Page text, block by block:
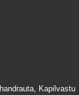
Kapilvastu